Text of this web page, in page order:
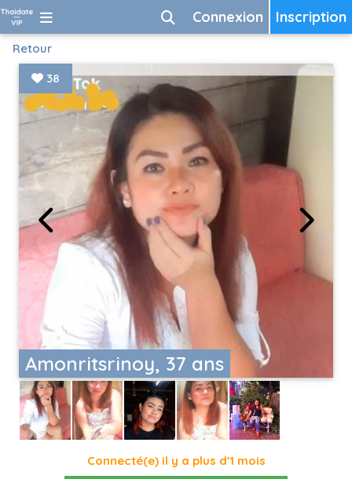
Inscription
Connexion
Retour
Amonritsrinoy, 37 ans
38
Connecté(e) il y a plus d'1 mois